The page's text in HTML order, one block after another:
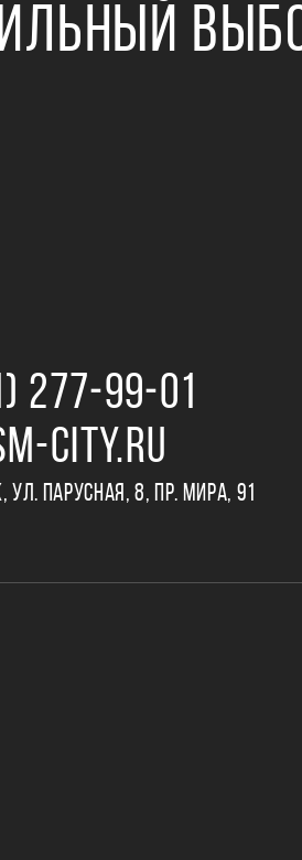
277‒99‒01
CITY.RU
УЛ. ПАРУСНАЯ, 8, ПР. МИРА, 91